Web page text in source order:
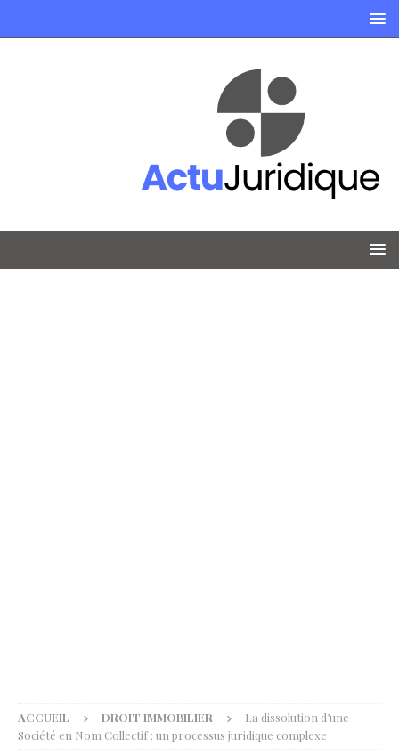
ACCUEIL DROIT IMMOBILIER
La dissolution d’une
Société en Nom Collectif : un processus juridique complexe